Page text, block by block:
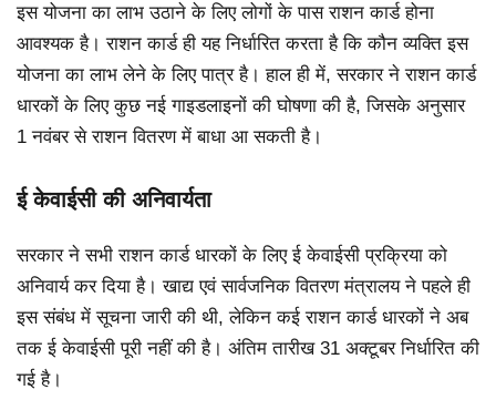
इस योजना का लाभ उठाने के लिए लोगों के पास राशन कार्ड होना
आवश्यक है। राशन कार्ड ही यह निर्धारित करता है कि कौन व्यक्ति इस
योजना का लाभ लेने के लिए पात्र है। हाल ही में, सरकार ने राशन कार्ड
धारकों के लिए कुछ नई गाइडलाइनों की घोषणा की है, जिसके अनुसार
1 नवंबर से राशन वितरण में बाधा आ सकती है।
ई केवाईसी की अनिवार्यता
सरकार ने सभी राशन कार्ड धारकों के लिए ई केवाईसी प्रक्रिया को
अनिवार्य कर दिया है। खाद्य एवं सार्वजनिक वितरण मंत्रालय ने पहले ही
इस संबंध में सूचना जारी की थी, लेकिन कई राशन कार्ड धारकों ने अब
तक ई केवाईसी पूरी नहीं की है। अंतिम तारीख 31 अक्टूबर निर्धारित की
गई है।